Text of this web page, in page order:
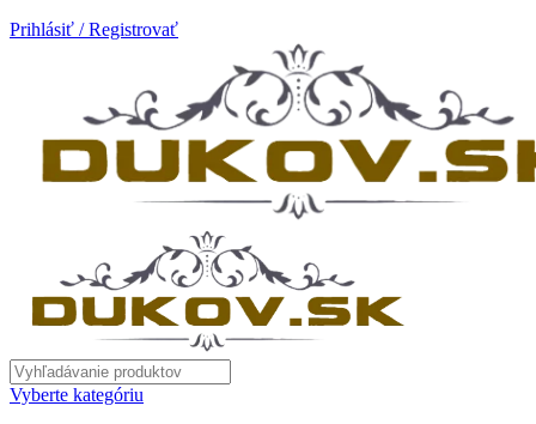
Prihlásiť / Registrovať
Vyberte kategóriu